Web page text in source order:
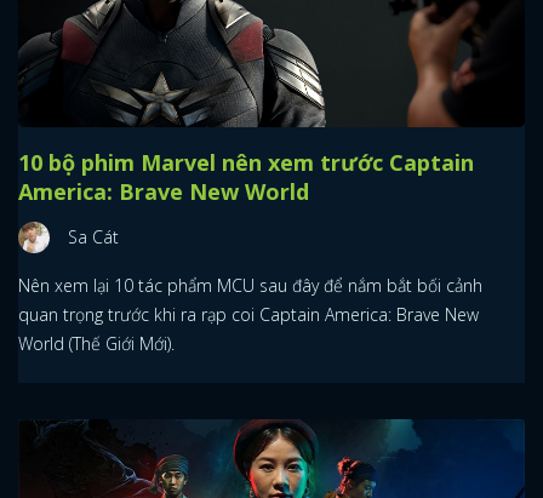
10 bộ phim Marvel nên xem trước Captain
America: Brave New World
Sa Cát
Nên xem lại 10 tác phẩm MCU sau đây để nắm bắt bối cảnh
quan trọng trước khi ra rạp coi Captain America: Brave New
World (Thế Giới Mới).